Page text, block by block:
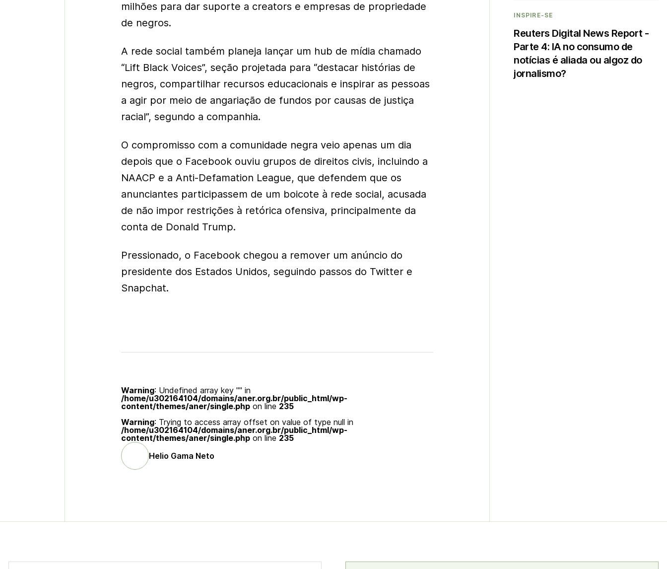
milhões para dar suporte a creators e empresas de propriedade
de negros.
A rede social também planeja lançar um hub de mídia chamado
“Lift Black Voices”, seção projetada para “destacar histórias de
negros, compartilhar recursos educacionais e inspirar as pessoas
a agir por meio de angariação de fundos por causas de justiça
racial”, segundo a companhia.
O compromisso com a comunidade negra veio apenas um dia
depois que o Facebook ouviu grupos de direitos civis, incluindo a
NAACP e a Anti-Defamation League, que defendem que os
anunciantes participassem de um boicote à rede social, acusada
de não impor restrições à retórica ofensiva, principalmente da
conta de Donald Trump.
Pressionado, o Facebook chegou a remover um anúncio do
presidente dos Estados Unidos, seguindo passos do Twitter e
Snapchat.
Warning: Undefined array key "" in
/home/u302164104/domains/aner.org.br/public_html/wp-
content/themes/aner/single.php on line 235
Warning: Trying to access array offset on value of type null in
/home/u302164104/domains/aner.org.br/public_html/wp-
content/themes/aner/single.php on line 235
Helio Gama Neto
INSPIRE-SE
Reuters Digital News Report -
Parte 4: IA no consumo de
notícias é aliada ou algoz do
jornalismo?